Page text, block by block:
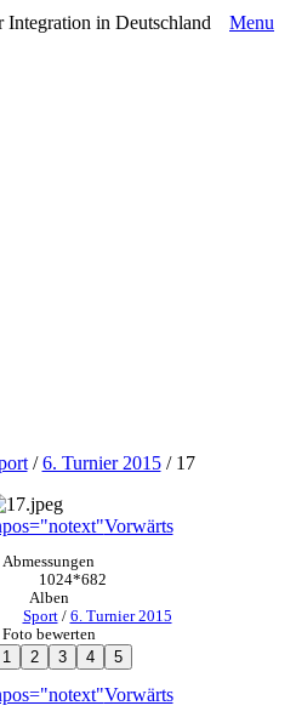
in Deutschland
Menu
/6. Turnier 2015/ 17
Vorwärts
Abmessungen
1024*682
Alben
Sport/ 6. Turnier 2015
Foto bewerten
Vorwärts